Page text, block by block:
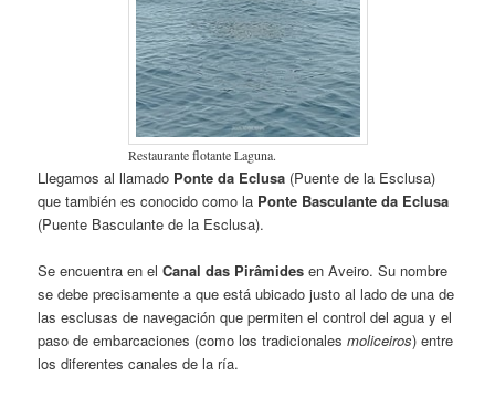
Restaurante flotante Laguna.
Llegamos al llamado Ponte da Eclusa (Puente de la Esclusa)
que también es conocido como la Ponte Basculante da Eclusa
(Puente Basculante de la Esclusa).
Se encuentra en elCanal das Pirâmides en Aveiro. Su nombre
se debe precisamente a que está ubicado justo al lado de una de
las esclusas de navegación que permiten el control del agua y el
paso de embarcaciones (como los tradicionalesmoliceiros) entre
los diferentes canales de la ría.